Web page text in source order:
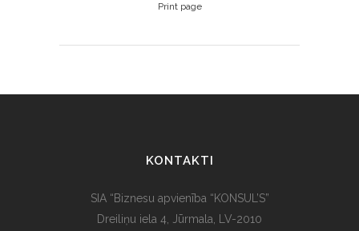
Print page
KONTAKTI
SIA “Biznesu apvienība “KONSUL’S”
Dreiliņu iela 4, Jūrmala, LV-2010